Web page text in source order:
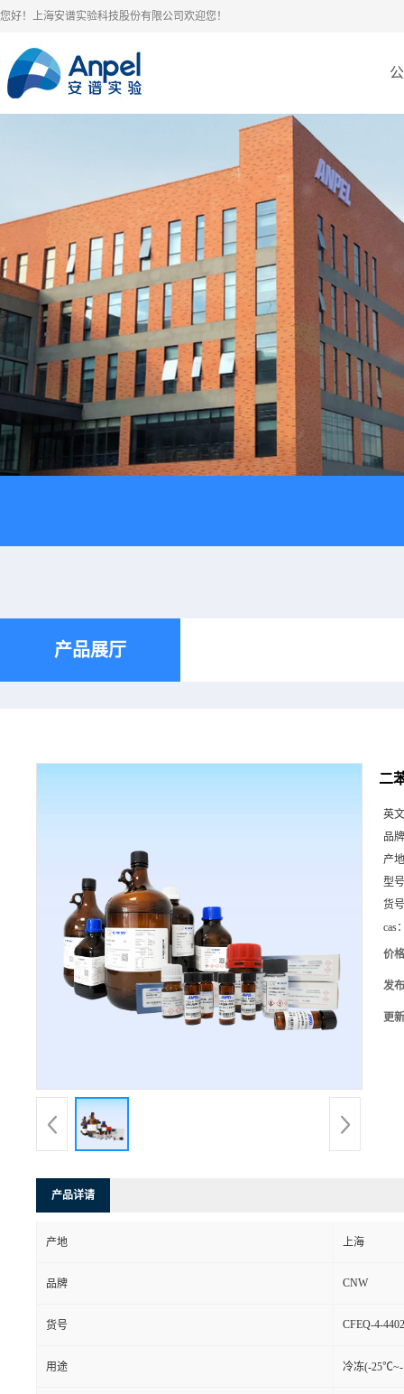
您好！上海安谱实验科技股份有限公司欢迎您！
产品展厅
二
英
品
产
型
货
cas
价
发
更
产品详请
产地 上海
品牌 CNW
货号 CFEQ-4-
用途 冷冻(-